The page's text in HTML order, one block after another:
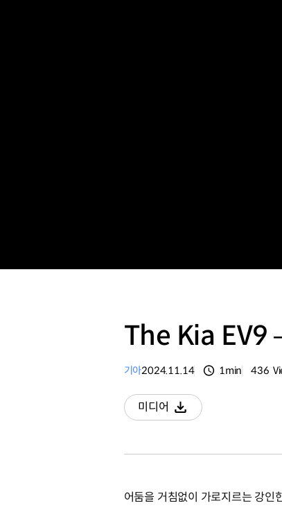
The Kia EV9
기아2024.11.14 1min 436
미디어
다운로드
어둠을 거침없이 가로지르는 강인